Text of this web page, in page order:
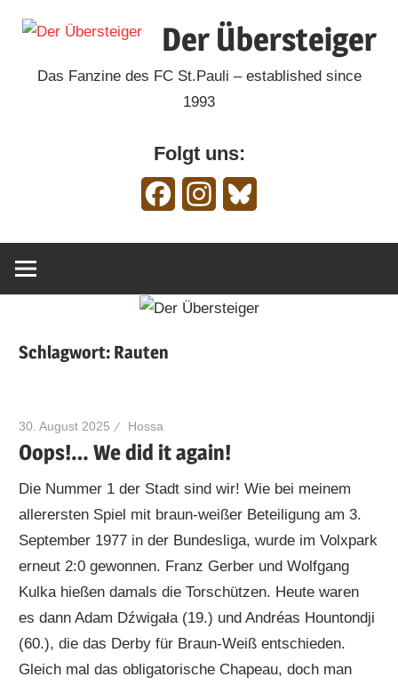
Inhalt
Der Übersteiger
Das Fanzine des FC St.Pauli – established since
1993
Folgt uns:
FacebookInstagram
Schlagwort: Rauten
30. August 2025 Hossa
Oops!… We did it again!
Die Nummer 1 der Stadt sind wir! Wie bei meinem
allerersten Spiel mit braun-weißer Beteiligung am 3.
September 1977 in der Bundesliga, wurde im Volxpark
erneut 2:0 gewonnen. Franz Gerber und Wolfgang
Kulka hießen damals die Torschützen. Heute waren
es dann Adam Dźwigała (19.) und Andréas Hountondji
(60.), die das Derby für Braun-Weiß entschieden.
Gleich mal das obligatorische Chapeau, doch man